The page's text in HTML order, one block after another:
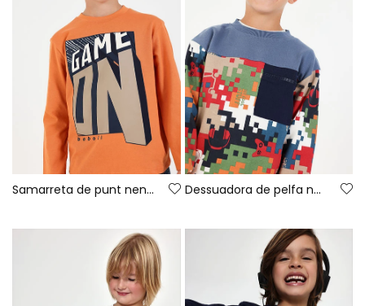
Samarreta de punt nen taronja estampat Game On Dessuadora de pelfa nen blau estampat píxels